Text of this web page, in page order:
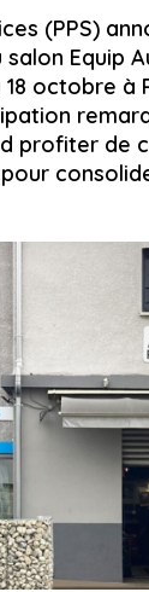
(PPS)
Equip
octobre à
profiter de